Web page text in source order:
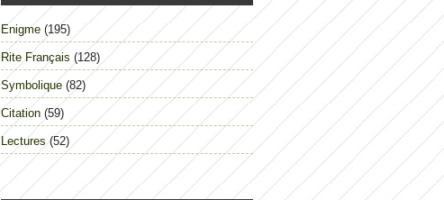
Enigme (195)
Rite Français (128)
Symbolique (82)
Citation (59)
Lectures (52)